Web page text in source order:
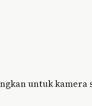
untuk